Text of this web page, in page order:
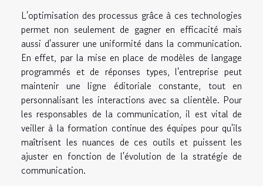
L'optimisation des processus grâce à ces technologies
permet non seulement de gagner en efficacité mais
aussi d'assurer une uniformité dans la communication.
En effet, par la mise en place de modèles de langage
programmés et de réponses types, l'entreprise peut
maintenir une ligne éditoriale constante, tout en
personnalisant les interactions avec sa clientèle. Pour
les responsables de la communication, il est vital de
veiller à la formation continue des équipes pour qu'ils
maîtrisent les nuances de ces outils et puissent les
ajuster en fonction de l'évolution de la stratégie de
communication.